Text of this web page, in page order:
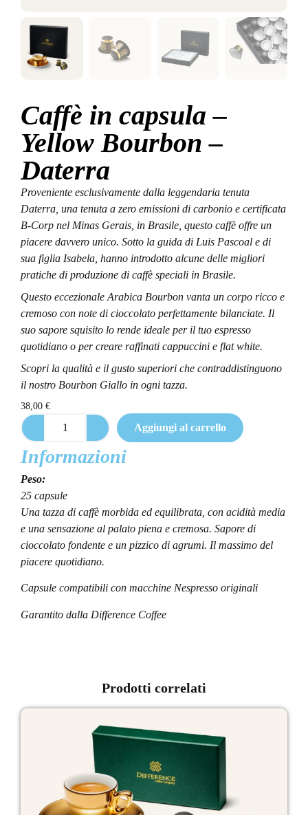
Caffè in capsula –
Yellow Bourbon –
Daterra
Proveniente esclusivamente dalla leggendaria tenuta
Daterra, una tenuta a zero emissioni di carbonio e certificata
B-Corp nel Minas Gerais, in Brasile, questo caffè offre un
piacere davvero unico. Sotto la guida di Luis Pascoal e di
sua figlia Isabela, hanno introdotto alcune delle migliori
pratiche di produzione di caffè speciali in Brasile.
Questo eccezionale Arabica Bourbon vanta un corpo ricco e
cremoso con note di cioccolato perfettamente bilanciate. Il
suo sapore squisito lo rende ideale per il tuo espresso
quotidiano o per creare raffinati cappuccini e flat white.
Scopri la qualità e il gusto superiori che contraddistinguono
il nostro Bourbon Giallo in ogni tazza.
38,00 €
Aggiungi al carrello
Informazioni
Peso:
25 capsule
Una tazza di caffè morbida ed equilibrata, con acidità media
e una sensazione al palato piena e cremosa. Sapore di
cioccolato fondente e un pizzico di agrumi. Il massimo del
piacere quotidiano.
Capsule compatibili con macchine Nespresso originali
Garantito dalla Difference Coffee
Prodotti correlati